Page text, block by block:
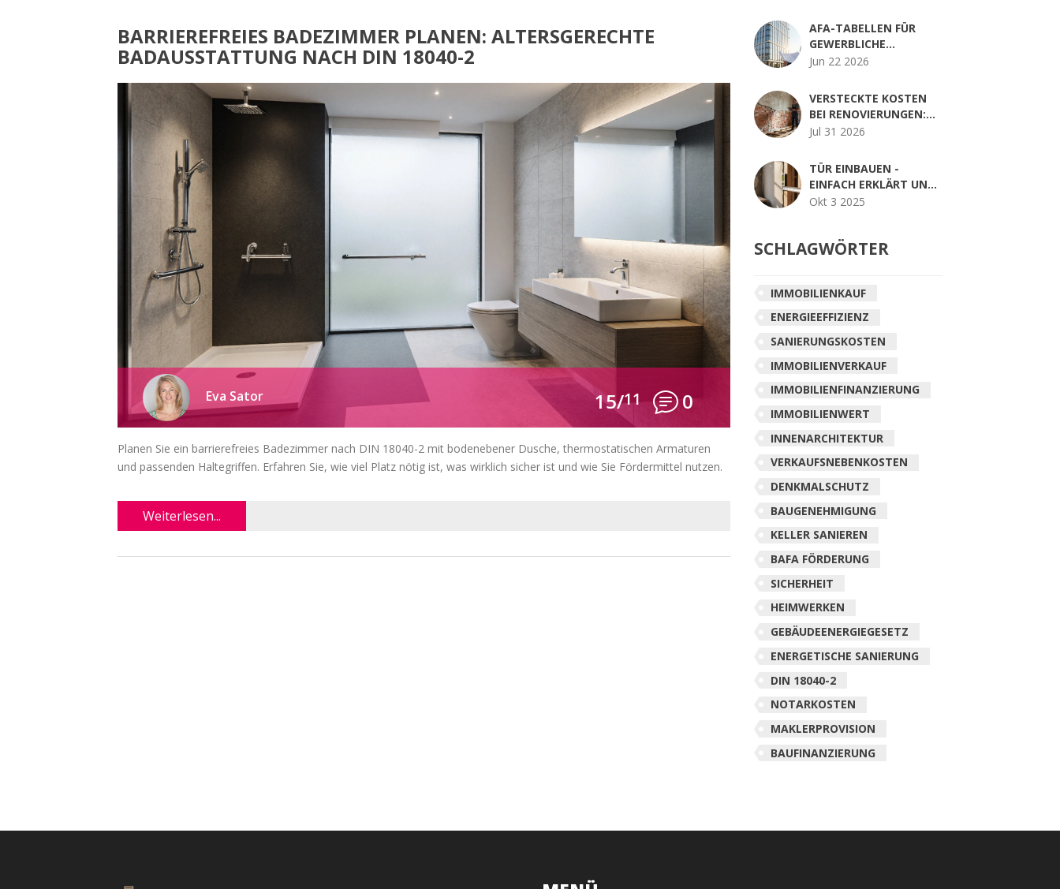
BARRIEREFREIES BADEZIMMER PLANEN: ALTERSGERECHTE
BADAUSSTATTUNG NACH DIN 18040-2
Eva Sator 15/11 0
Planen Sie ein barrierefreies Badezimmer nach DIN 18040-2 mit bodenebener Dusche, thermostatischen Armaturen
und passenden Haltegriffen. Erfahren Sie, wie viel Platz nötig ist, was wirklich sicher ist und wie Sie Fördermittel nutzen.
Weiterlesen...
AFA-TABELLEN FÜR
GEWERBLICHE
IMMOBILIEN:
ABSCHREIBUNGSSÄTZE
UND PRAXISBEISPIELE
Jun 22 2026
VERSTECKTE KOSTEN
BEI RENOVIERUNGEN:
DIE 7 GRÖSSTEN F
ANIEREN
Jul 31 2026
TÜR EINBAUEN -
EINFACH ERKLÄRT UND
SCHRITT FÜR SCHRITT
Okt 3 2025
SCHLAGWÖRTER
IMMOBILIENKAUF
ENERGIEEFFIZIENZ
SANIERUNGSKOSTEN
IMMOBILIENVERKAUF
IMMOBILIENFINANZIERUNG
IMMOBILIENWERT
INNENARCHITEKTUR
VERKAUFSNEBENKOSTEN
DENKMALSCHUTZ
BAUGENEHMIGUNG
KELLER SANIEREN
BAFA FÖRDERUNG
SICHERHEIT
HEIMWERKEN
GEBÄUDEENERGIEGESETZ
ENERGETISCHE SANIERUNG
DIN 18040-2
NOTARKOSTEN
MAKLERPROVISION
BAUFINANZIERUNG